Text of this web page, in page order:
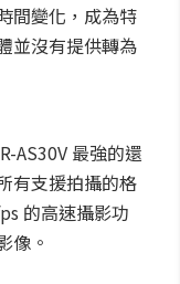
間變化，成為特
並沒有提供轉為
AS30V 最強的還
有支援拍攝的格
的高速攝影功
像。